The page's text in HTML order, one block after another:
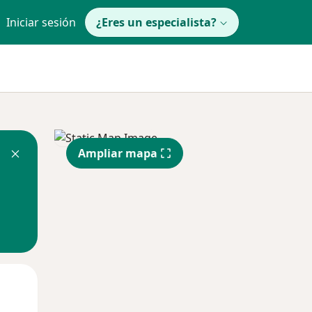
Iniciar sesión ¿Eres un especialista?
Ampliar mapa